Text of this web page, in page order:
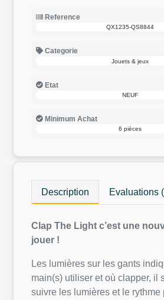
Reference
QX1235-QS8844
Categorie
Jouets & jeux
Etat
NEUF
Minimum Achat
6 pièces
Description Evaluations
Clap The Light c’est une
jouer !
Les lumières sur les gants
main(s) utiliser et où clapper, il
suivre les lumières et le rythme